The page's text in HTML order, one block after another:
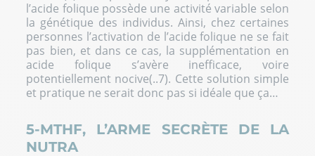
l’acide folique possède une activité variable selon
la génétique des individus. Ainsi, chez certaines
personnes l’activation de l’acide folique ne se fait
pas bien, et dans ce cas, la supplémentation en
acide folique s’avère inefficace, voire
potentiellement nocive(..7). Cette solution simple
et pratique ne serait donc pas si idéale que ça…
5-MTHF, L’ARME SECRÈTE DE LA
NUTRA